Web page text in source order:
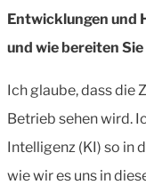
Entwicklungen und
und wie bereiten
Ich glaube, dass die
Betrieb sehen wird.
Intelligenz (KI) so in
wie wir es uns in